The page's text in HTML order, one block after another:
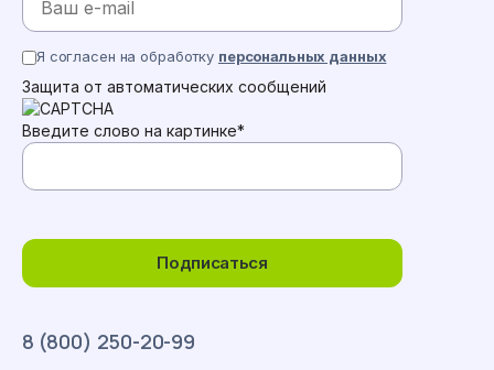
8 (800) 250-20-99
Подписаться
Я согласен на обработку персональных данных
Защита от автоматических сообщений
Введите слово на картинке*